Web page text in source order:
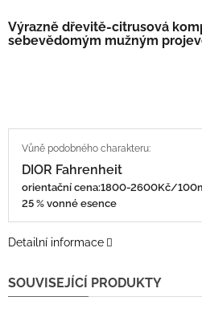
Výrazně dřevitě-citrusová
sebevědomým mužným
DIOR Fahrenheit
orientační cena:1800-2600Kč/
25 % vonné esence
Detailní informace
SOUVISEJÍCÍ PRODUKTY